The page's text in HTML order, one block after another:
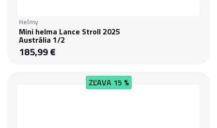
Helmy
Mini helma Lance Stroll 2025
Austrália 1/2
185,99 €
ZĽAVA15 %